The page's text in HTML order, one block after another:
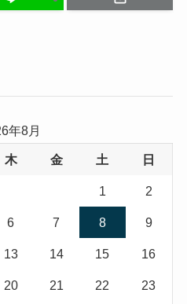
年8月
木 金 土 日
1 2
6 7 8 9
13 14 15 16
20 21 22 23